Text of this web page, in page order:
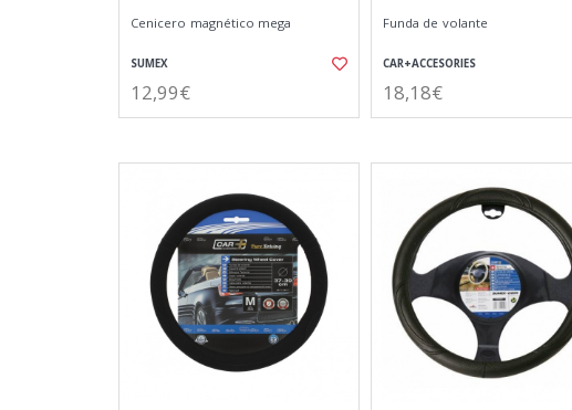
Cenicero magnético mega
SUMEX
12,99€
Funda de volante
CAR+ACCESORIES
18,18€